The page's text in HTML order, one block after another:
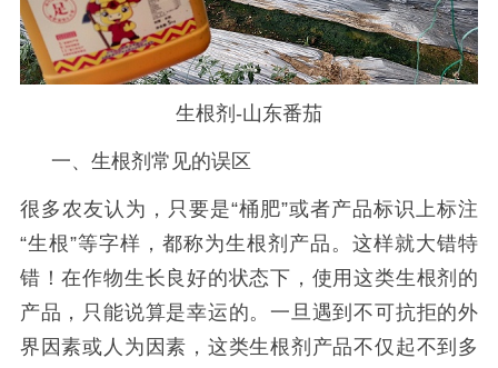
生根剂-山东番茄
一、生根剂常见的误区
很多农友认为， 只要是“桶肥”或者产品标识上标注
“生根”等字样，都称为生根剂产品。这样就大错特
错！在作物生长良好的状态下，使用这类生根剂的
产品，只能说算是幸运的。一旦遇到不可抗拒的外
界因素或人为因素，这类生根剂产品不仅起不到多